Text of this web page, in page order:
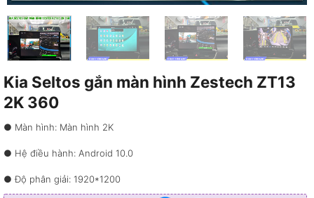
Kia Seltos gắn màn hình Zestech ZT13
2K 360
● Màn hình: Màn hình 2K
● Hệ điều hành: Android 10.0
● Độ phân giải: 1920*1200